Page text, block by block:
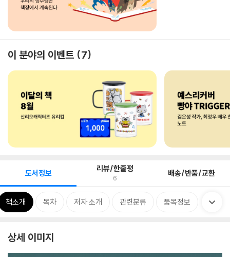
이 분야의 이벤트 7
도서정보 리뷰/한줄평
6 배송/반품/교환
책소개 목차 저자 소개 관련분류 품목정보
상세 이미지